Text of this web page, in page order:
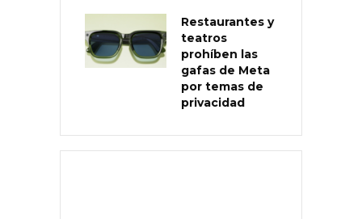
Restaurantes y
teatros
prohíben las
gafas de Meta
por temas de
privacidad